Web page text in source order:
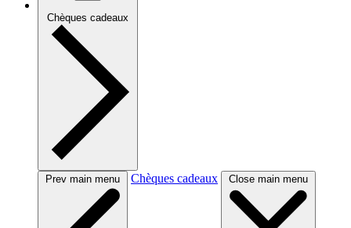
Chèques cadeaux
Prev main menu Chèques cadeaux Close main menu